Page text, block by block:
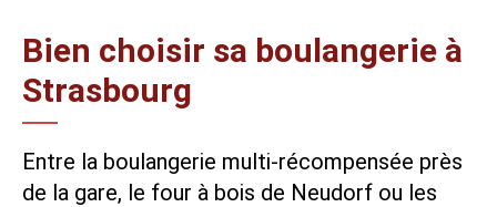
Bien choisir sa boulangerie à
Strasbourg
Entre la boulangerie multi-récompensée près
de la gare, le four à bois de Neudorf ou les